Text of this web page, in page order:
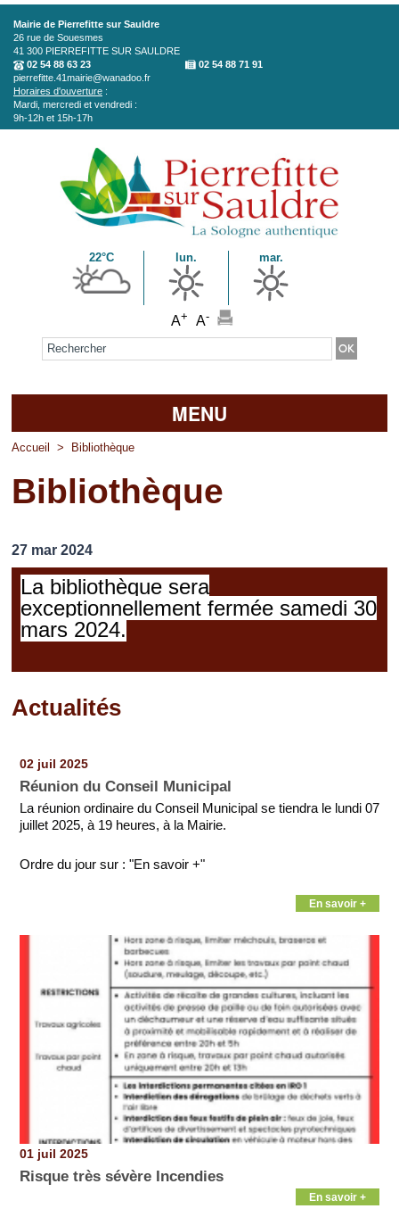
Aller au contenu principal
Mairie de Pierrefitte sur Sauldre
26 rue de Souesmes
41 300 PIERREFITTE SUR SAULDRE
02 54 88 63 23
02 54 88 71 91
pierrefitte.41mairie@wanadoo.fr
Horaires d'ouverture :
Mardi, mercredi et vendredi :
9h-12h et 15h-17h
22°C lun. mar.
A+ A-
Formulaire de recherche
MENU
Accueil
La mairie
Vie pratique
Vos professionnels
Loisirs
Accueil > Bibliothèque
Bibliothèque
27 mar 2024
La bibliothèque sera
exceptionnellement fermée samedi 30
mars 2024.
Actualités
02 juil 2025
Réunion du Conseil Municipal
La réunion ordinaire du Conseil Municipal se tiendra le lundi 07
juillet 2025, à 19 heures, à la Mairie.
Ordre du jour sur : "En savoir +"
En savoir +
01 juil 2025
Risque très sévère Incendies
En savoir +
Pages